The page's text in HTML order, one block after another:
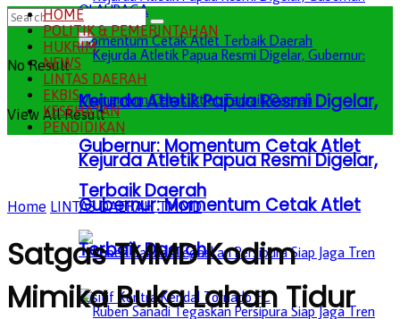
Kejurda Atletik Papua Resmi Digelar,
Gubernur: Momentum Cetak Atlet
Terbaik Daerah
OLAHRAGA
Kejurda Atletik Papua Resmi Digelar,
Gubernur: Momentum Cetak Atlet
Terbaik Daerah
No Result
View All Result
HOME
POLITIK & PEMERINTAHAN
HUKRIM
NEWS
LINTAS DAERAH
EKBIS
KESEHATAN
PENDIDIKAN
Home LINTAS DAERAH TMMD
Satgas TMMD Kodim
Mimika Buka Lahan Tidur